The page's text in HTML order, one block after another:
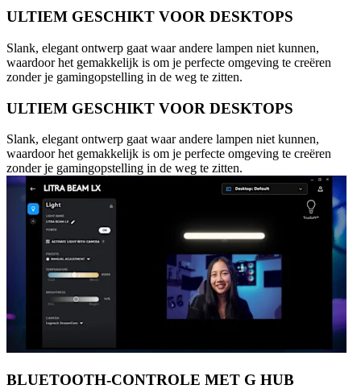
ULTIEM GESCHIKT VOOR DESKTOPS
Slank, elegant ontwerp gaat waar andere lampen niet kunnen,
waardoor het gemakkelijk is om je perfecte omgeving te creëren
zonder je gamingopstelling in de weg te zitten.
ULTIEM GESCHIKT VOOR DESKTOPS
Slank, elegant ontwerp gaat waar andere lampen niet kunnen,
waardoor het gemakkelijk is om je perfecte omgeving te creëren
zonder je gamingopstelling in de weg te zitten.
BLUETOOTH-CONTROLE MET G HUB